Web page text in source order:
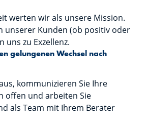
werten wir als unsere Mission.
unserer Kunden (ob positiv oder
uns zu Exzellenz.
gelungenen Wechsel nach
kommunizieren Sie Ihre
offen und arbeiten Sie
als Team mit Ihrem Berater